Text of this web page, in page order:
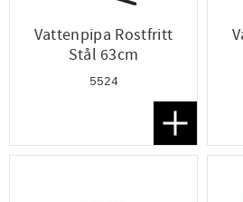
Vattenpipa Rostfritt
Stål 63cm
5524
Lägg till i